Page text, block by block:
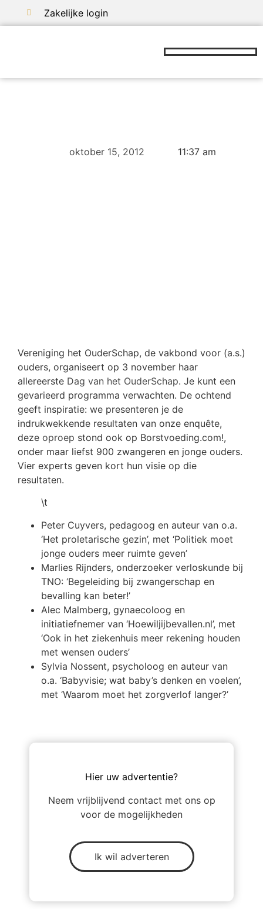
Zakelijke login
oktober 15, 2012
11:37 am
Vereniging het OuderSchap, de vakbond voor (a.s.)
ouders, organiseert op 3 november haar
allereerste Dag van het OuderSchap. Je kunt een
gevarieerd programma verwachten. De ochtend
geeft inspiratie: we presenteren je de
indrukwekkende resultaten van onze enquête,
deze oproep stond ook op Borstvoeding.com!,
onder maar liefst 900 zwangeren en jonge ouders.
Vier experts geven kort hun visie op die
resultaten.
\t
Peter Cuyvers, pedagoog en auteur van o.a.
‘Het proletarische gezin’, met ‘Politiek moet
jonge ouders meer ruimte geven’
Marlies Rijnders, onderzoeker verloskunde bij
TNO: ‘Begeleiding bij zwangerschap en
bevalling kan beter!’
Alec Malmberg, gynaecoloog en
initiatiefnemer van ‘Hoewiljijbevallen.nl’, met
‘Ook in het ziekenhuis meer rekening houden
met wensen ouders’
Sylvia Nossent, psycholoog en auteur van
o.a. ‘Babyvisie; wat baby’s denken en voelen’,
met ‘Waarom moet het zorgverlof langer?’
Hier uw advertentie?
Neem vrijblijvend contact met ons op
voor de mogelijkheden
Ik wil adverteren